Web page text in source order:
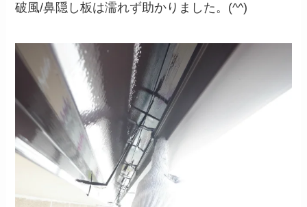
破風/鼻隠し板は濡れず助かりました。(^^)